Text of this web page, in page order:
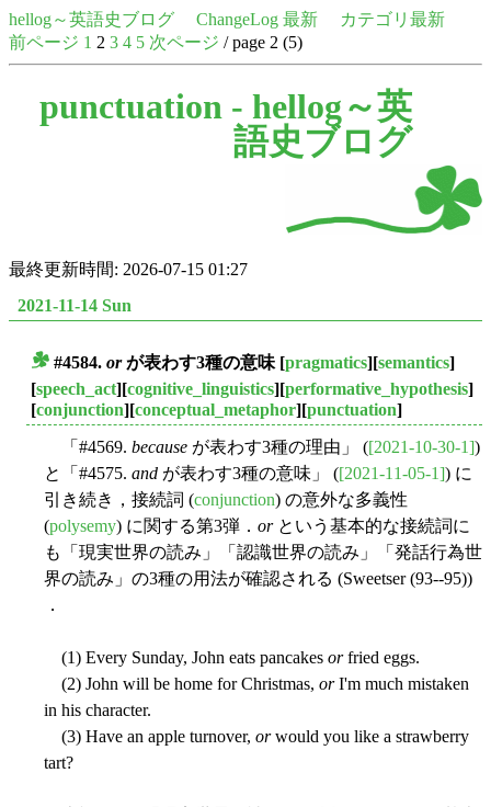
hellog～英語史ブログ ChangeLog 最新
カテゴリ最新
前ページ 1 2 3 4 5 次ページ / page 2 (5)
punctuation - hellog～英
語史ブログ
最終更新時間: 2026-07-15 01:27
2021-11-14 Sun
#4584. orが表わす3種の意味 [pragmatics][semantics]
[speech_act][cognitive_linguistics][performative_hypothesis]
[conjunction][conceptual_metaphor][punctuation]
「#4569. because が表わす3種の理由」 ([2021-10-30-1])
と「#4575. and が表わす3種の意味」 ([2021-11-05-1]) に
引き続き，接続詞 (conjunction) の意外な多義性
(polysemy) に関する第3弾． orという基本的な接続詞に
も「現実世界の読み」「認識世界の読み」「発話行為世
界の読み」の3種の用法が確認される (Sweetser (93--95))
．
(1) Every Sunday, John eats pancakes orfried eggs.
(2) John will be home for Christmas, orI'm much mistaken
in his character.
(3) Have an apple turnover, orwould you like a strawberry
tart?